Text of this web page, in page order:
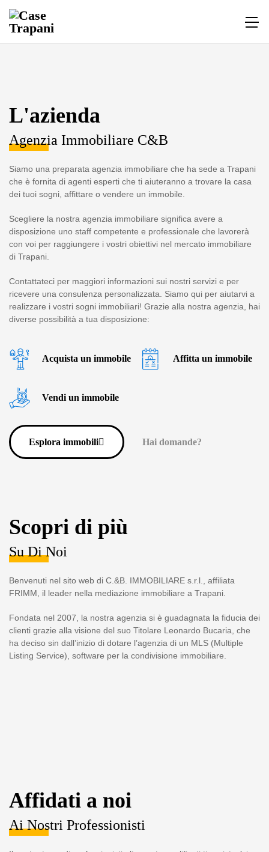
L'azienda
Agenzia Immobiliare C&B
Siamo una preparata agenzia immobiliare che ha sede a Trapani
che è fornita di agenti esperti che ti aiuteranno a trovare la casa
dei tuoi sogni, affittare o vendere un immobile.
Scegliere la nostra agenzia immobiliare significa avere a
disposizione uno staff competente e professionale che lavorerà
con voi per raggiungere i vostri obiettivi nel mercato immobiliare
di Trapani.
Contattateci per maggiori informazioni sui nostri servizi e per
ricevere una consulenza personalizzata. Siamo qui per aiutarvi a
realizzare i vostri sogni immobiliari! Grazie alla nostra agenzia, hai
diverse possibilità a tua disposizione:
Acquista un immobile Affitta un immobile
Vendi un immobile
Esplora immobili Hai domande?
Scopri di più
Su Di Noi
Benvenuti nel sito web di C.&B. IMMOBILIARE s.r.l., affiliata
FRIMM, il leader nella mediazione immobiliare a Trapani.
Fondata nel 2007, la nostra agenzia si è guadagnata la fiducia dei
clienti grazie alla visione del suo Titolare Leonardo Bucaria, che
ha deciso sin dall’inizio di dotare l’agenzia di un MLS (Multiple
Listing Service), software per la condivisione immobiliare.
Affidati a noi
Ai Nostri Professionisti